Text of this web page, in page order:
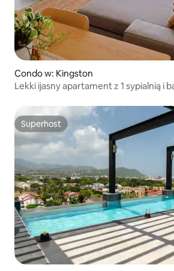
Condo w: Kingston
Lekki ijasny apartament z 1 sypialnią i
Superhost
Superhost